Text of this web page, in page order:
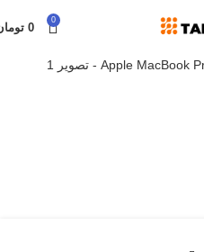
0
0